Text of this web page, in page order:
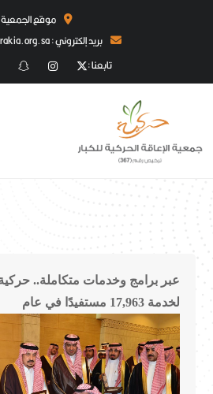
موقع الجمعية
بريد إلكتروني : harakia@harakia.org.sa
تابعنا :
لخدمة 17,963 مستفيدًا في عام